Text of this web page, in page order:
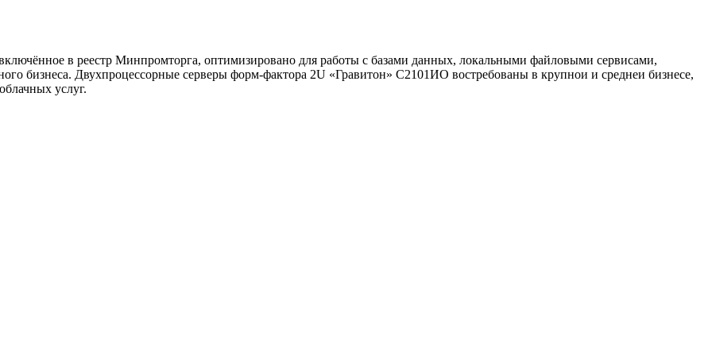
в реестр Минпромторга, оптимизировано для работы с базами данных, локальными файловыми сервисами,
бизнеса. Двухпроцессорные серверы форм-фактора 2U «Гравитон» С2101ИО востребованы в крупнои и среднеи бизнесе,
услуг.